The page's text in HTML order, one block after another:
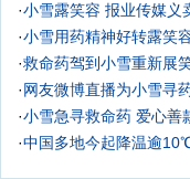
·小雪露笑容 报业传媒义
·小雪用药精神好转露笑
·救命药驾到小雪重新展
·网友微博直播为小雪寻
·小雪急寻救命药 爱心善
·中国多地今起降温逾